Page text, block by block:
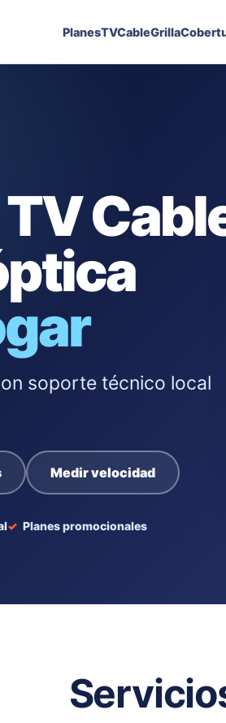
PlanesTVCableGrilla
soporte técnico local
Medir velocidad
Planes promocionales